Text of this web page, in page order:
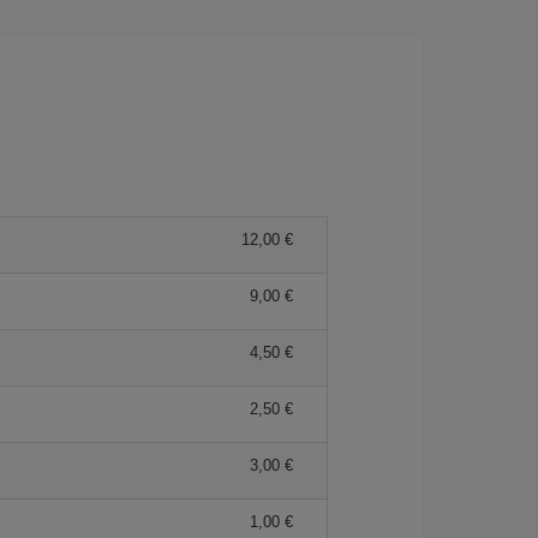
12,00 €
9,00 €
4,50 €
2,50 €
3,00 €
1,00 €